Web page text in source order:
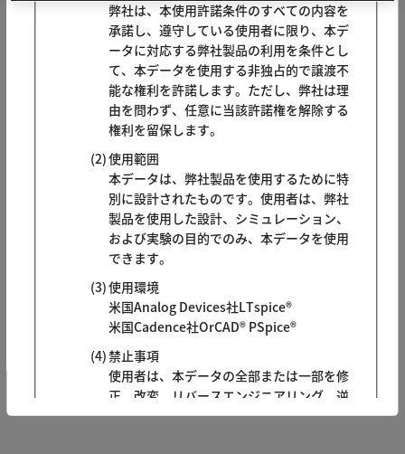
弊社は、本使用許諾条件のすべての内容を
承諾し、遵守している使用者に限り、本デ
ータに対応する弊社製品の利用を条件とし
て、本データを使用する非独占的で譲渡不
能な権利を許諾します。ただし、弊社は理
由を問わず、任意に当該許諾権を解除する
権利を留保します。
使用範囲
本データは、弊社製品を使用するために特
別に設計されたものです。使用者は、弊社
製品を使用した設計、シミュレーション、
および実験の目的でのみ、本データを使用
できます。
使用環境
米国Analog Devices社LTspice®
米国Cadence社OrCAD® PSpice®
禁止事項
使用者は、本データの全部または一部を修
正、改変、リバースエンジニアリング、逆
コンパイル、逆アセンブル、および派生物